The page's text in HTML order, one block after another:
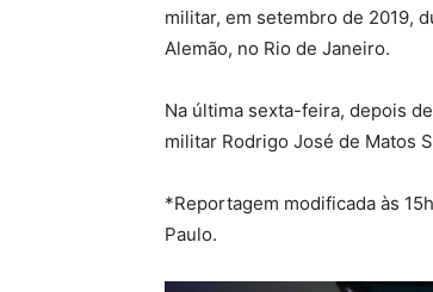
militar, em setembro de 2019,
Alemão, no Rio de Janeiro.
Na última sexta-feira, depois
militar Rodrigo José de Matos
*Reportagem modificada às
Paulo.